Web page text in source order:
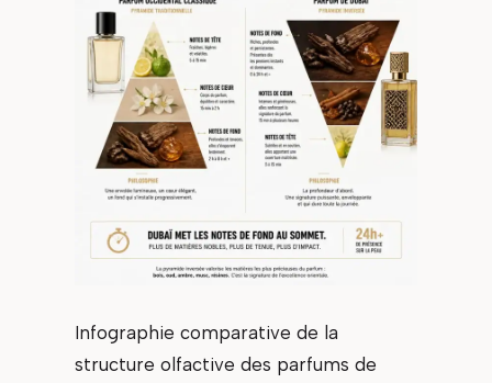
Infographie comparative de la
structure olfactive des parfums de